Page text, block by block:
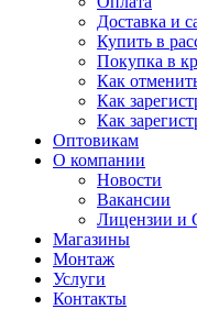
Доставка и
Купить в
Покупка в
Как
Как
Как
Оптовикам
О компании
Новости
Вакансии
Лицензии и
Магазины
Монтаж
Услуги
Контакты